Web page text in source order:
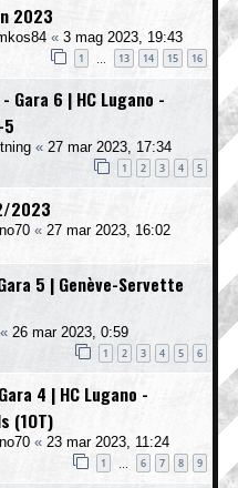
2023
« 3 mag 2023, 19:43
1 13 14 15 16
Gara 6 | HC Lugano -
« 27 mar 2023, 17:34
1 2 3 4 5
2023
« 27 mar 2023, 16:02
5 | Genève-Servette
« 26 mar 2023, 0:59
1 2 3 4 5 6
4 | HC Lugano -
(1OT)
« 23 mar 2023, 11:24
1 6 7 8 9